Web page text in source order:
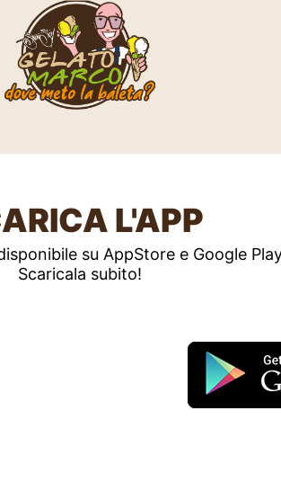
L'APP
su AppStore e Google
Scaricala subito!